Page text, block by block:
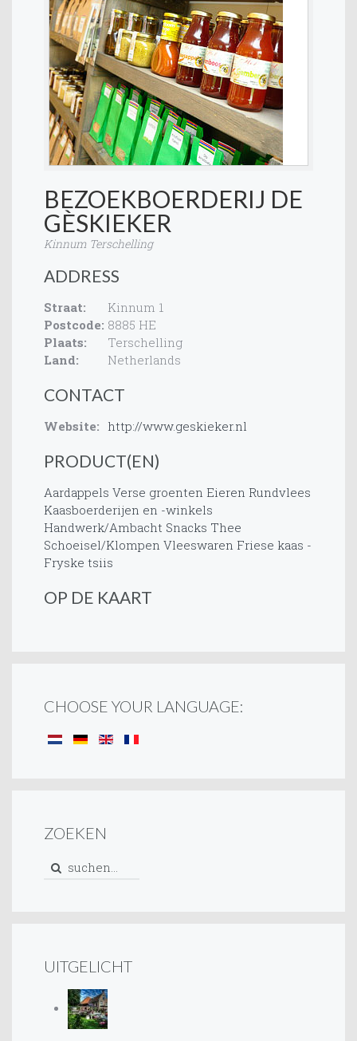
BEZOEKBOERDERIJ DE
GÈSKIEKER
Kinnum Terschelling
ADDRESS
Straat:
Kinnum 1
Postcode: 8885 HE
Plaats:
Terschelling
Land:
Netherlands
CONTACT
Website: http://www.geskieker.nl
PRODUCT(EN)
Aardappels Verse groenten Eieren Rundvlees
Kaasboerderijen en -winkels
Handwerk/Ambacht Snacks Thee
Schoeisel/Klompen Vleeswaren Friese kaas -
Fryske tsiis
OP DE KAART
CHOOSE YOUR LANGUAGE:
ZOEKEN
UITGELICHT